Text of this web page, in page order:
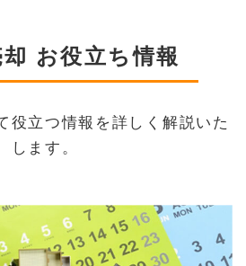
お役立ち情報
役立つ情報を詳しく解説いた
します。